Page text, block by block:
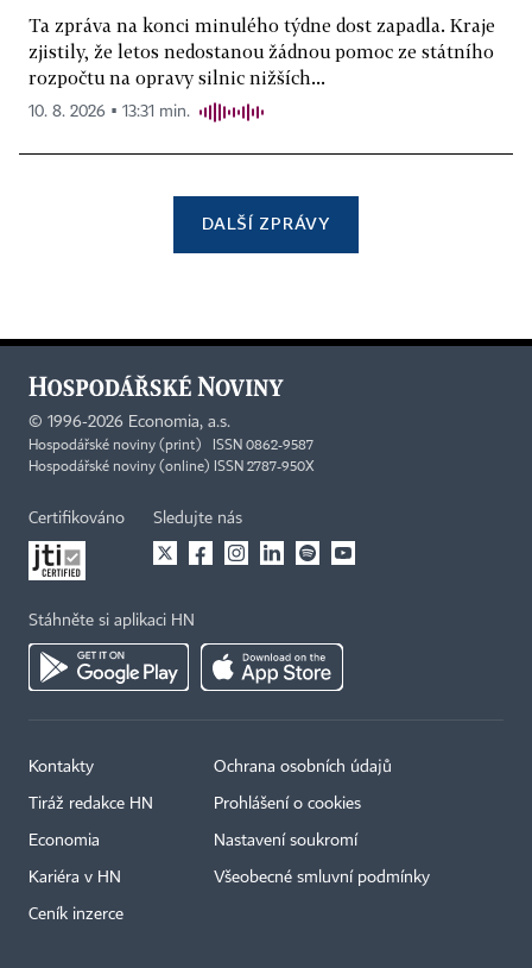
Ta zpráva na konci minulého týdne dost zapadla. Kraje
zjistily, že letos nedostanou žádnou pomoc ze státního
rozpočtu na opravy silnic nižších...
10. 8. 2026 ▪ 13:31 min.
DALŠÍ ZPRÁVY
© 1996-2026 Economia, a.s.
Hospodářské noviny (print) ISSN 0862-9587
Hospodářské noviny (online) ISSN 2787-950X
Certifikováno Sledujte nás
Stáhněte si aplikaci HN
Kontakty
Tiráž redakce HN
Economia
Kariéra v HN
Ceník inzerce
Ochrana osobních údajů
Prohlášení o cookies
Nastavení soukromí
Všeobecné smluvní podmínky